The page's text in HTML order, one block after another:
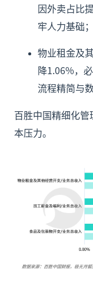
因外卖占比
牢人力基础；
物业租金及
降1.06%，
流程精简与
百胜中国精细化
本压力。